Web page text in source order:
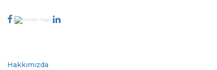
Hakkımızda